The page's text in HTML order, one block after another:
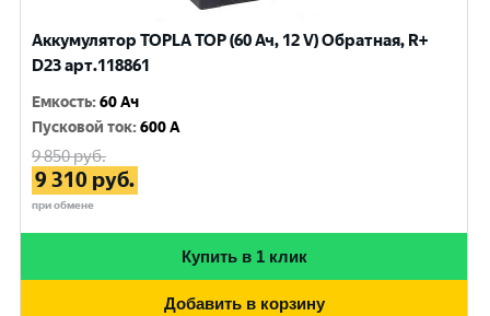
Аккумулятор TOPLA TOP (60 Ач, 12 V) Обратная, R+
D23 арт.118861
Емкость:60 Ач
Пусковой ток:600 A
9 850руб.
9 310 руб.
при обмене
Купить в 1 клик
Добавить в корзину